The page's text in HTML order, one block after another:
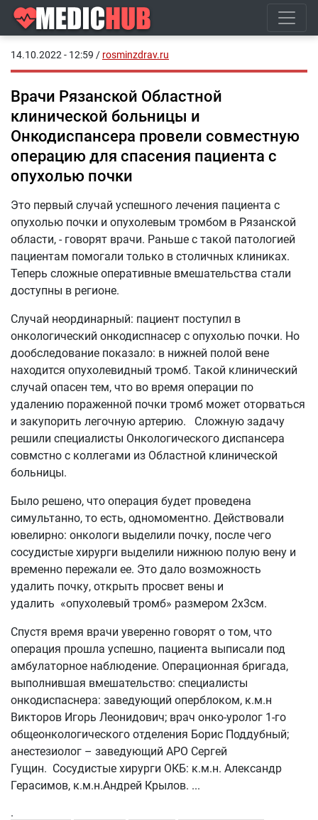
14.10.2022 - 12:59 / rosminzdrav.ru
Врачи Рязанской Областной
клинической больницы и
Онкодиспансера провели совместную
операцию для спасения пациента с
опухолью почки
Это первый случай успешного лечения пациента с
опухолью почки и опухолевым тромбом в Рязанской
области, - говорят врачи. Раньше с такой патологией
пациентам помогали только в столичных клиниках.
Теперь сложные оперативные вмешательства стали
доступны в регионе.
Случай неординарный: пациент поступил в
онкологический онкодиспнасер с опухолью почки. Но
дообследование показало: в нижней полой вене
находится опухолевидный тромб. Такой клинический
случай опасен тем, что во время операции по
удалению пораженной почки тромб может оторваться
и закупорить легочную артерию. Сложную задачу
решили специалисты Онкологического диспансера
совмстно с коллегами из Областной клинической
больницы.
Было решено, что операция будет проведена
симультанно, то есть, одномоментно. Действовали
ювелирно: онкологи выделили почку, после чего
сосудистые хирурги выделили нижнюю полую вену и
временно пережали ее. Это дало возможность
удалить почку, открыть просвет вены и
удалить «опухолевый тромб» размером 2х3см.
Спустя время врачи уверенно говорят о том, что
операция прошла успешно, пациента выписали под
амбулаторное наблюдение. Операционная бригада,
выполнившая вмешательство: специалисты
онкодиспаснера: заведующий оперблоком, к.м.н
Викторов Игорь Леонидович; врач онко-уролог 1-го
общеонкологического отделения Борис Поддубный;
анестезиолог – заведующий АРО Сергей
Гущин. Сосудистые хирурги ОКБ: к.м.н. Александр
Герасимов, к.м.н.Андрей Крылов.
.